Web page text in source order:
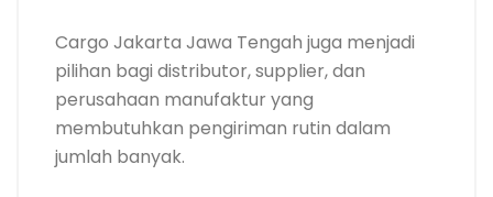
Cargo Jakarta Jawa Tengah juga menjadi
pilihan bagi distributor, supplier, dan
perusahaan manufaktur yang
membutuhkan pengiriman rutin dalam
jumlah banyak.